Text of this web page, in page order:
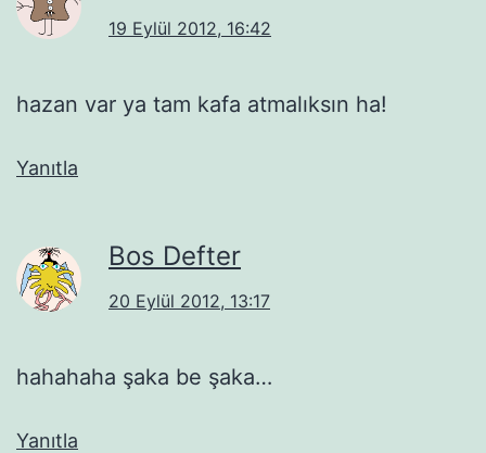
19 Eylül 2012, 16:42
hazan var ya tam kafa atmalıksın ha!
Yanıtla
Bos Defter
20 Eylül 2012, 13:17
hahahaha şaka be şaka…
Yanıtla